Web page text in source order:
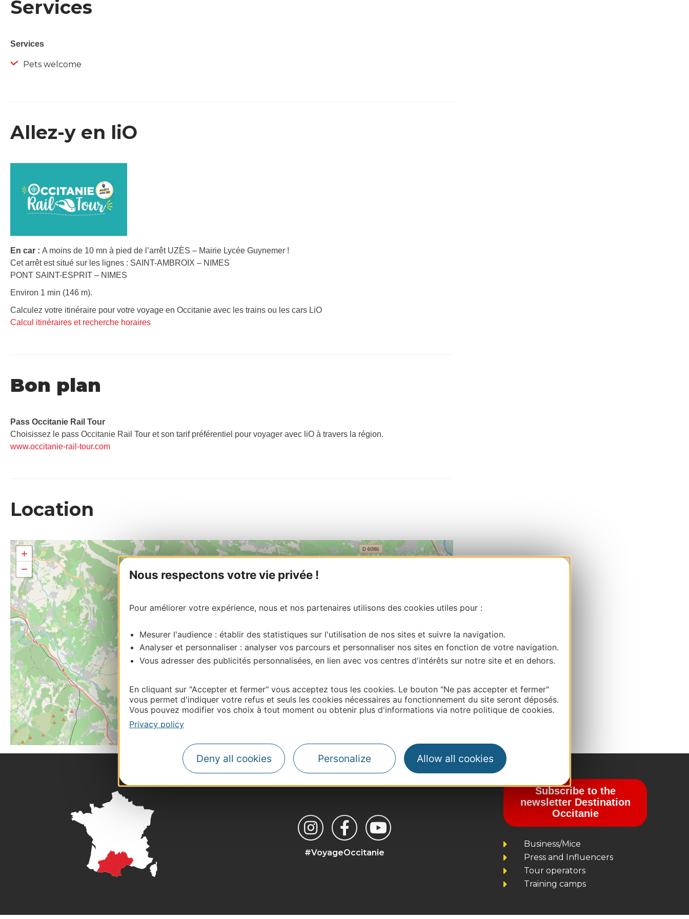
Nous respectons votre vie privée !
Pour améliorer votre expérience, nous et nos partenaires utilisons des cookies utiles pour :
Mesurer l'audience : établir des statistiques sur l'utilisation de nos sites et suivre la navigation.
Analyser et personnaliser : analyser vos parcours et personnaliser nos sites en fonction de votre navigation.
Vous adresser des publicités personnalisées, en lien avec vos centres d'intérêts sur notre site et en dehors.
En cliquant sur "Accepter et fermer" vous acceptez tous les cookies. Le bouton "Ne pas accepter et fermer"
vous permet d'indiquer votre refus et seuls les cookies nécessaires au fonctionnement du site seront déposés.
Vous pouvez modifier vos choix à tout moment ou obtenir plus d'informations via notre politique de cookies.
Privacy policy
Deny all cookies Personalize Allow all cookies
Services
Services
Pets welcome
Allez-y en liO
En car : A moins de 10 mn à pied de l’arrêt UZÈS – Mairie Lycée Guynemer !
Cet arrêt est situé sur les lignes : SAINT-AMBROIX – NIMES
PONT SAINT-ESPRIT – NIMES
Environ 1 min (146 m).
Calculez votre itinéraire pour votre voyage en Occitanie avec les trains ou les cars LiO
Calcul itinéraires et recherche horaires
Bon plan
Pass Occitanie Rail Tour​
Choisissez le pass Occitanie Rail Tour et son tarif préférentiel pour voyager avec liO à travers la région.
www.occitanie-rail-tour.com
Location
+
−
#VoyageOccitanie
Subscribe to the
newsletter Destination
Occitanie
Business/Mice
Press and Influencers
Tour operators
Training camps